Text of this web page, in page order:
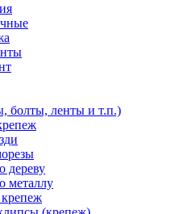
болты, ленты и т.п.)
дереву
металлу